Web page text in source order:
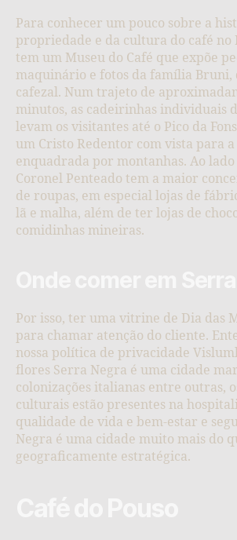
Para conhecer um pouco sobre a
propriedade e da cultura do café no
tem um Museu do Café que expõe
maquinário e fotos da família Bruni,
cafezal. Num trajeto de
minutos, as cadeirinhas individuais
levam os visitantes até o Pico da
um Cristo Redentor com vista para
enquadrada por montanhas. Ao lado
Coronel Penteado tem a maior
de roupas, em especial lojas de
lã e malha, além de ter lojas de
comidinhas mineiras.
Por isso, ter uma vitrine de Dia das
para chamar atenção do cliente.
nossa política de privacidade
flores Serra Negra é uma cidade
colonizações italianas entre outras,
culturais estão presentes na
qualidade de vida e bem-estar e
Negra é uma cidade muito mais do
geograficamente estratégica.